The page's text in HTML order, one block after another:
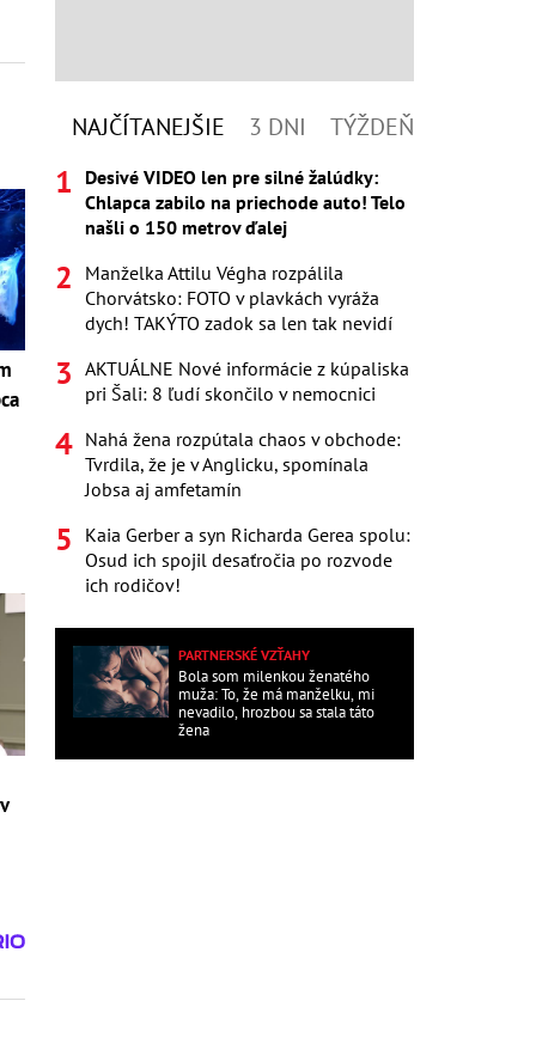
NAJČÍTANEJŠIE 3 DNI TÝŽDEŇ
Desivé VIDEO len pre silné žalúdky:
Chlapca zabilo na priechode auto! Telo
našli o 150 metrov ďalej
Manželka Attilu Végha rozpálila
Chorvátsko: FOTO v plavkách vyráža
dych! TAKÝTO zadok sa len tak nevidí
AKTUÁLNE Nové informácie z kúpaliska
pri Šali: 8 ľudí skončilo v nemocnici
Nahá žena rozpútala chaos v obchode:
Tvrdila, že je v Anglicku, spomínala
Jobsa aj amfetamín
Kaia Gerber a syn Richarda Gerea spolu:
Osud ich spojil desaťročia po rozvode
ich rodičov!
PARTNERSKÉ VZŤAHY
Bola som milenkou ženatého
muža: To, že má manželku, mi
nevadilo, hrozbou sa stala táto
žena